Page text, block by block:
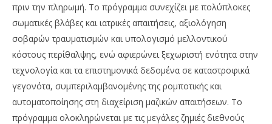
πριν την πληρωμή. Το πρόγραμμα συνεχίζει με πολύπλοκες
σωματικές βλάβες και ιατρικές απαιτήσεις, αξιολόγηση
σοβαρών τραυματισμών και υπολογισμό μελλοντικού
κόστους περίθαλψης, ενώ αφιερώνει ξεχωριστή ενότητα στην
τεχνολογία και τα επιστημονικά δεδομένα σε καταστροφικά
γεγονότα, συμπεριλαμβανομένης της ρομποτικής και
αυτοματοποίησης στη διαχείριση μαζικών απαιτήσεων. Το
πρόγραμμα ολοκληρώνεται με τις μεγάλες ζημιές διεθνούς